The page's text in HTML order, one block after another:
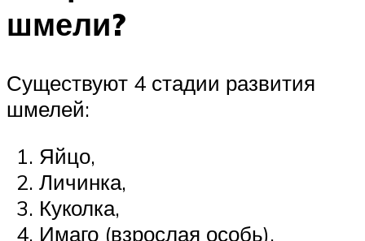
шмели?
Существуют 4 стадии развития
шмелей:
Яйцо,
Личинка,
Куколка,
Имаго (взрослая особь).